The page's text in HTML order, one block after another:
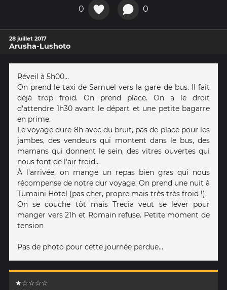
0 0
28 juillet 2017
Arusha-Lushoto
Réveil à 5h00...
On prend le taxi de Samuel vers la gare de bus. Il fait
déjà trop froid. On prend place. On a le droit
d'attendre 1h30 avant le départ et une petite bagarre
en prime.
Le voyage dure 8h avec du bruit, pas de place pour les
jambes, des vendeurs qui montent dans le bus, des
mamans qui donnent le sein, des vitres ouvertes qui
nous font de l'air froid...
À l'arrivée, on mange un repas bien gras qui nous
récompense de notre dur voyage. On prend une nuit à
Tumaini Hotel (pas cher, propre mais très très froid !).
On se couche tôt mais Trecia veut se lever pour
manger vers 21h et Romain refuse. Petite moment de
tension
Pas de photo pour cette journée perdue...
★☆☆☆☆